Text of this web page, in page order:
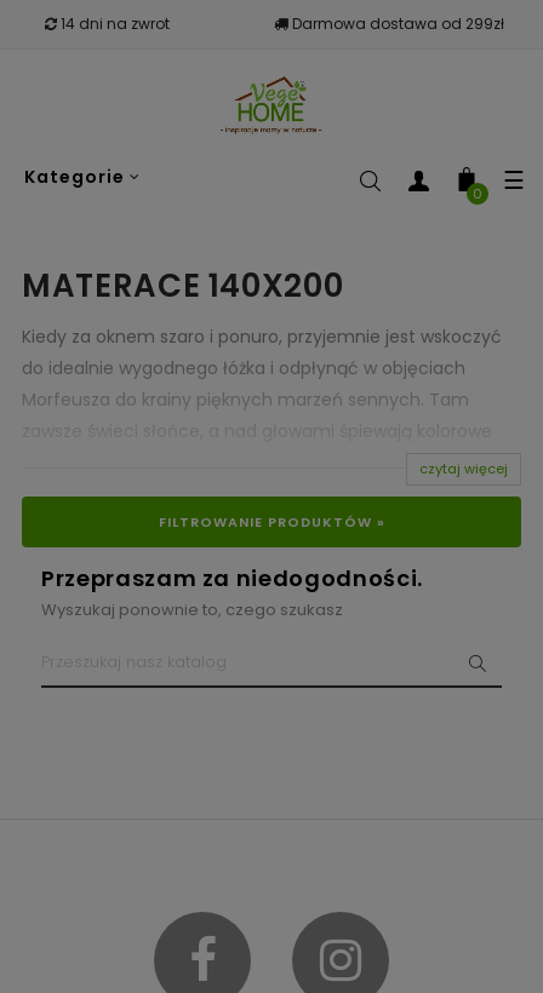
14 dni na zwrot Darmowa dostawa od 299zł
Kategorie ☰
0
MATERACE 140X200
Kiedy za oknem szaro i ponuro, przyjemnie jest wskoczyć
do idealnie wygodnego łóżka i odpłynąć w objęciach
Morfeusza do krainy pięknych marzeń sennych. Tam
Warto zatem zadbać o to, aby nasze łóżko stało się bramą
do tej pięknej krainy. Komfort i wygoda pozwalają nam
Stworzenie dla siebie idealnych warunków, choć wydaje się
zadaniem dla profesjonalisty, jest tak naprawdę dziecinnie
proste. Jedyne, co musimy zrobić, to wybrać rozwiązania
dopasowane w pełni do naszych potrzeb i oczekiwań.
Materace 140x200 cm marki HEVEA
, dostępne w ofercie
sklepu vegehome.pl zostały stworzone po to, aby
czytaj więcej
FILTROWANIE PRODUKTÓW »
Przepraszam za niedogodności.
Wyszukaj ponownie to, czego szukasz
Facebook